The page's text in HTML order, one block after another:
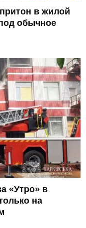
в жилой
обычное
«Утро» в
на